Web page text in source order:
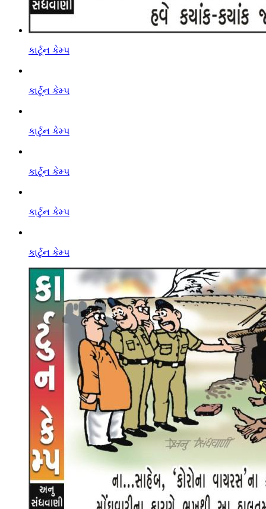
કાર્ટૂન કેમ્પ
કાર્ટૂન કેમ્પ
કાર્ટુન કેમ્પ
કાર્ટૂન કેમ્પ
કાર્ટુન કેમ્પ
કાર્ટુન કેમ્પ